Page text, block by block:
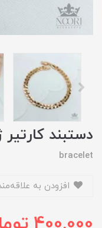
دستبند کارتیر
bracelet